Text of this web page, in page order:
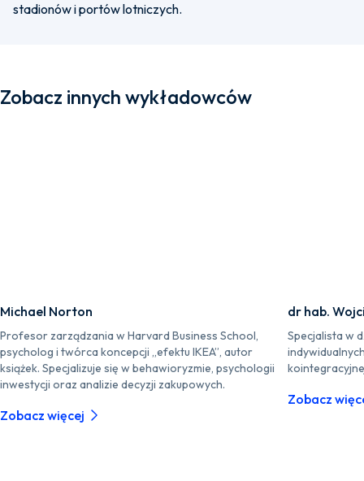
stadionów i portów lotniczych.
Zobacz innych wykładowców
Michael Norton
Profesor zarządzania w Harvard Business School,
psycholog i twórca koncepcji „efektu IKEA”, autor
książek. Specjalizuje się w behawioryzmie, psychologii
inwestycji oraz analizie decyzji zakupowych.
Zobacz więcej
dr hab.
Specjalista w
Zobacz